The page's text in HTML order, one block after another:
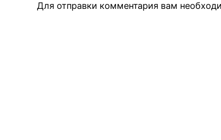
Для отправки комментария вам